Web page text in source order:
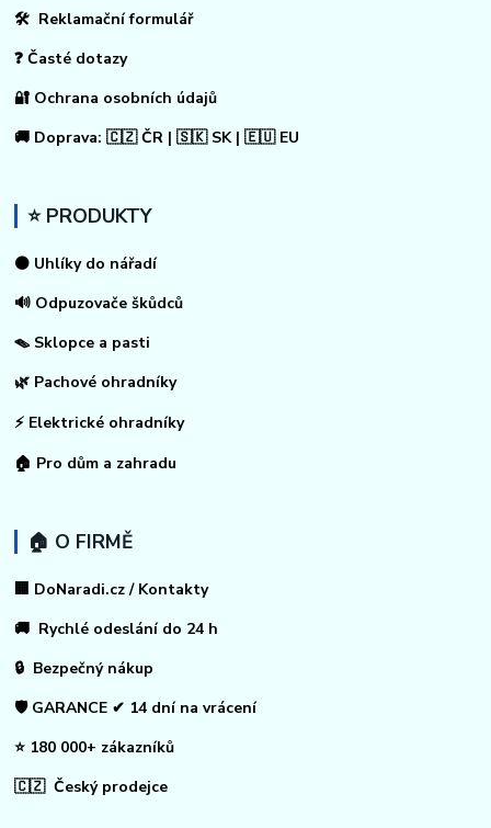
🛠 Reklamační formulář
❓ Časté dotazy
🔐 Ochrana osobních údajů
🚚 Doprava: 🇨🇿 ČR | 🇸🇰 SK | 🇪🇺 EU
⭐ PRODUKTY
⚫ Uhlíky do nářadí
🔊 Odpuzovače škůdců
🪤 Sklopce a pasti
🌿 Pachové ohradníky
⚡ Elektrické ohradníky
🏠 Pro dům a zahradu
🏠 O FIRMĚ
🏢 DoNaradi.cz / Kontakty
🚚 Rychlé odeslání do 24 h
🔒 Bezpečný nákup
🛡️ GARANCE ✔ 14 dní na vrácení
⭐ 180 000+ zákazníků
🇨🇿 Český prodejce